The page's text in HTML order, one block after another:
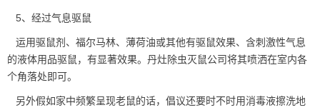
5、经过气息驱鼠
运用驱鼠剂、福尔马林、薄荷油或其他有驱鼠效果、含刺激性气息
的液体用品驱鼠，有显著效果。丹灶除虫灭鼠公司将其喷洒在室内各
个角落处即可。
另外假如家中频繁呈现老鼠的话，倡议还要时不时用消毒液擦洗地